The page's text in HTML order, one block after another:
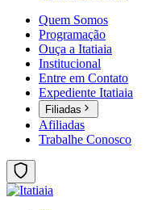
Quem Somos
Programação
Ouça a Itatiaia
Institucional
Entre em Contato
Expediente Itatiaia
Filiadas
Afiliadas
Trabalhe Conosco